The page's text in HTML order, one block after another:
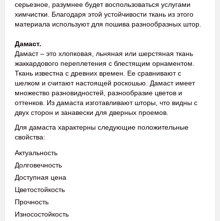
серьезное, разумнее будет воспользоваться услугами
химчистки. Благодаря этой устойчивости ткань из этого
материала используют для пошива разнообразных штор.
Дамаст.
Дамаст – это хлопковая, льняная или шерстяная ткань
жаккардового переплетения с блестящим орнаментом.
Ткань известна с древних времен. Ее сравнивают с
шелком и считают настоящей роскошью. Дамаст имеет
множество разновидностей, разнообразие цветов и
оттенков. Из дамаста изготавливают шторы, что видны с
двух сторон и занавески для дверных проемов.
Для дамаста характерны следующие положительные
свойства:
Актуальность
Долговечность
Доступная цена
Цветостойкость
Прочность
Износостойкость